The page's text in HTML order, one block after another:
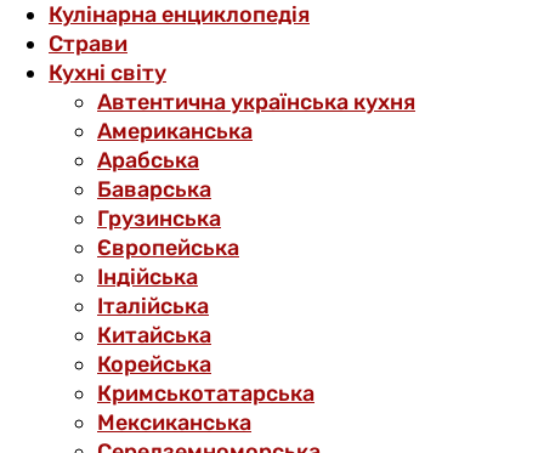
Кулінарна енциклопедія
Страви
Кухні світу
Автентична українська кухня
Американська
Арабська
Баварська
Грузинська
Європейська
Індійська
Італійська
Китайська
Корейська
Кримськотатарська
Мексиканська